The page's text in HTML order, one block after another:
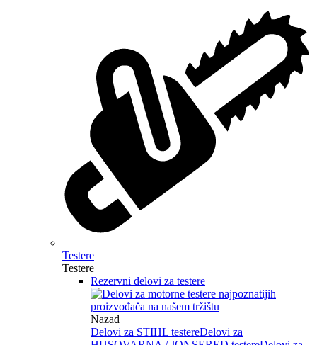
Testere
Testere
Rezervni delovi za testere
Nazad
Delovi za STIHL testereDelovi za